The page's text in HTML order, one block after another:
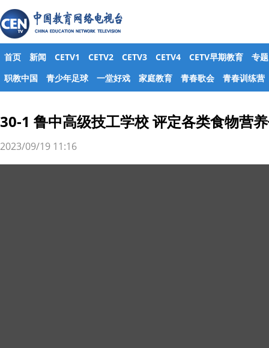
首页 新闻 CETV1 CETV2 CETV3 CETV4 CETV早期教育
专题
职教中国
青少年足球 一堂好戏 家庭教育 青春歌会 青春训练营
30-1 鲁中高级技工学校 评定各类食物营
2023/09/19 11:16